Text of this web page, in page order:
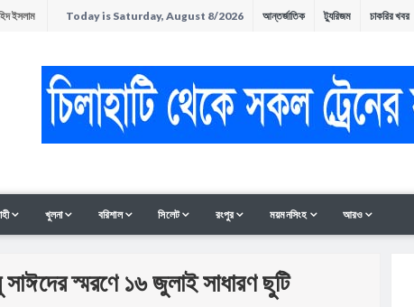
ইসলাম
ও
Today is Saturday, August 8/2026 আন্তর্জাতিক ট্যুরিজম চাকরির খবর
খুলনা বরিশাল সিলেট রংপুর ময়মনসিংহ আরও
স্মরণে ১৬ জুলাই সাধারণ ছুটি